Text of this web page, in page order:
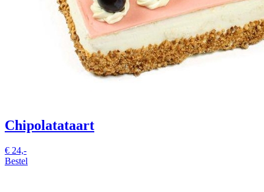
Chipolatataart
€ 24,-
Bestel